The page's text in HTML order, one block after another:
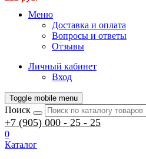
Меню
Доставка и оплата
Вопросы и ответы
Отзывы
Личный кабинет
Вход
Toggle mobile menu
Поиск
+7 (905) 000 - 25 - 25
0
Каталог